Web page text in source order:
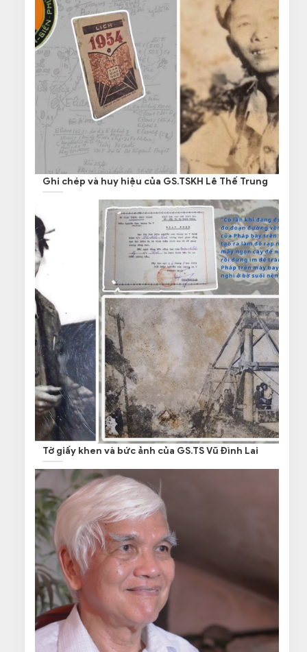
Ghi chép và huy hiệu của GS.TSKH Lê Thế Trung
Tờ giấy khen và bức ảnh của GS.TS Vũ Đình Lai